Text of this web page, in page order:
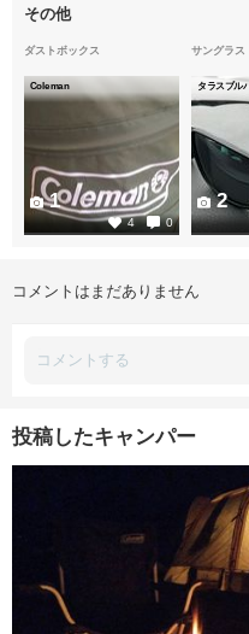
その他
ダストボックス
Coleman
4 0
1
サングラス
タラスブル
2
コメントはまだありません
投稿したキャンパー